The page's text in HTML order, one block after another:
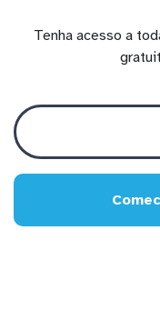
Tenha acesso a